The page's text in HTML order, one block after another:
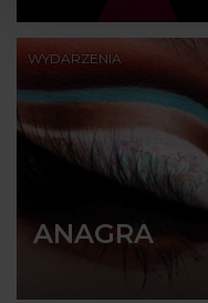
WYDARZENIA
ANAGRA